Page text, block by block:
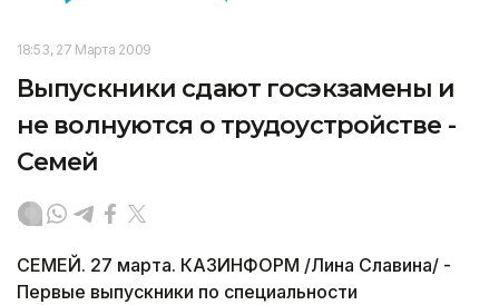
18:53, 27 Марта 2009
Выпускники сдают госэкзамены и
не волнуются о трудоустройстве -
Семей
СЕМЕЙ. 27 марта. КАЗИНФОРМ /Лина Славина/ -
Первые выпускники по специальности